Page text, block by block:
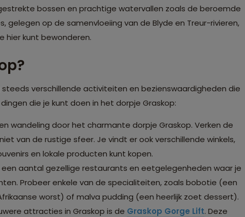
bossen en prachtige watervallen zoals de beroemde
gelegen op de samenvloeiing van de Blyde en Treur-rivieren,
hier kunt bewonderen.
steeds verschillende activiteiten en bezienswaardigheden die
die je kunt doen in het dorpje Graskop:
wandeling door het charmante dorpje Graskop. Verken de
van de rustige sfeer. Je vindt er ook verschillende winkels,
en lokale producten kunt kopen.
aantal gezellige restaurants en eetgelegenheden waar je
Probeer enkele van de specialiteiten, zoals bobotie (een
worst) of malva pudding (een heerlijk zoet dessert).
attracties in Graskop is de Graskop Gorge Lift. Deze